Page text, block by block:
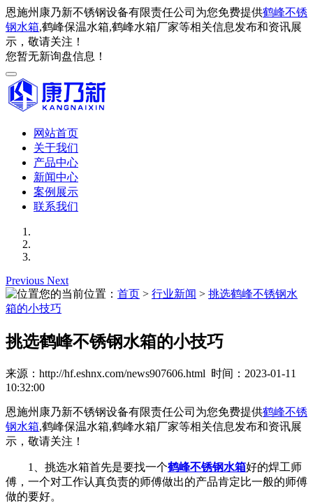
恩施州康乃新不锈钢设备有限责任公司为您免费提供鹤峰不锈
钢水箱,鹤峰保温水箱,鹤峰水箱厂家等相关信息发布和资讯展
示，敬请关注！
您暂无新询盘信息！
网站首页
关于我们
产品中心
新闻中心
案例展示
联系我们
Previous Next
您的当前位置： 首页 > 行业新闻 > 挑选鹤峰不锈钢水
箱的小技巧
挑选鹤峰不锈钢水箱的小技巧
来源：http://hf.eshnx.com/news907606.html 时间：2023-01-11
10:32:00
恩施州康乃新不锈钢设备有限责任公司为您免费提供鹤峰不锈
钢水箱,鹤峰保温水箱,鹤峰水箱厂家等相关信息发布和资讯展
示，敬请关注！
1、挑选水箱首先是要找一个鹤峰不锈钢水箱好的焊工师
傅，一个对工作认真负责的师傅做出的产品肯定比一般的师傅
做的要好。